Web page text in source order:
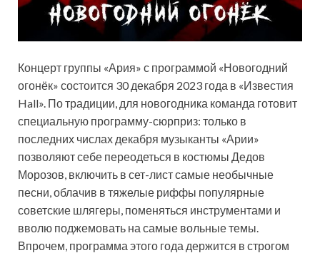
Концерт группы «Ария» с программой «Новогодний
огонёк» состоится 30 декабря 2023 года в «Известия
Hall». По традиции, для новогодника команда готовит
специальную программу-сюрприз: только в
последних числах декабря музыканты «Арии»
позволяют себе переодеться в костюмы Дедов
Морозов, включить в сет-лист самые необычные
песни, облачив в тяжелые риффы популярные
советские шлягеры, поменяться инструментами и
вволю поджемовать на самые вольные темы.
Впрочем, программа этого года держится в строгом